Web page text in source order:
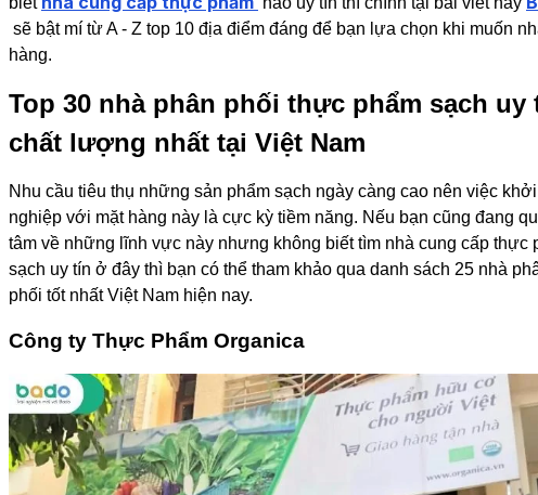
sẽ bật mí từ A - Z top 10 địa điểm đáng để bạn lựa chọn khi muốn
hàng.
Top 30 nhà phân phối thực phẩm sạch uy
chất lượng nhất tại Việt Nam
Nhu cầu tiêu thụ những sản phẩm sạch ngày càng cao nên việc khởi
nghiệp với mặt hàng này là cực kỳ tiềm năng. Nếu bạn cũng đang
tâm về những lĩnh vực này nhưng không biết tìm nhà cung cấp thực
sạch uy tín ở đây thì bạn có thể tham khảo qua danh sách 25 nhà
phối tốt nhất Việt Nam hiện nay.
Công ty Thực Phẩm Organica